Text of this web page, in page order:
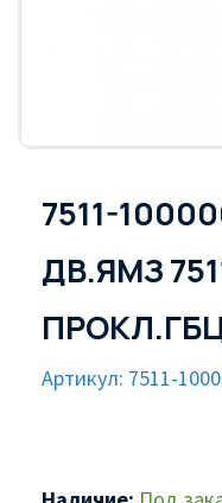
7511-
ДВ.ЯМЗ
Артикул: 7511-